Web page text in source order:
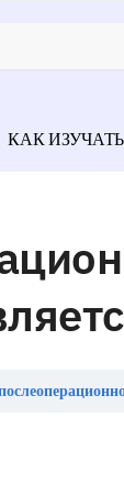
КАК ИЗУЧАТЬ
возвратного